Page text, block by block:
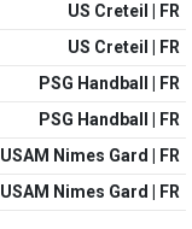
US Creteil | FR
US Creteil | FR
PSG Handball | FR
PSG Handball | FR
USAM Nimes Gard | FR
USAM Nimes Gard | FR